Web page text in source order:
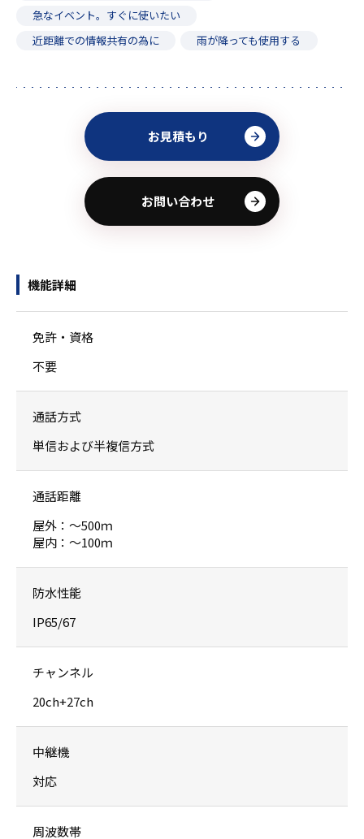
急なイベント。すぐに使いたい
近距離での情報共有の為に
雨が降っても使用する
お見積もり
お問い合わせ
機能詳細
免許・資格
不要
通話方式
単信および半複信方式
通話距離
屋外：〜500ｍ
屋内：〜100ｍ
防水性能
IP65/67
チャンネル
20ch+27ch
中継機
対応
周波数帯